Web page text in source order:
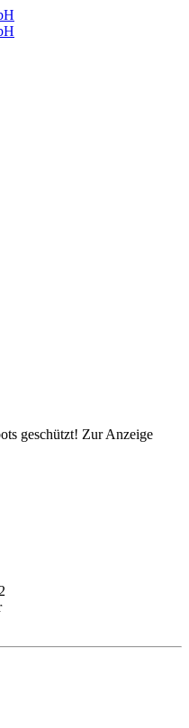
geschützt! Zur Anzeige